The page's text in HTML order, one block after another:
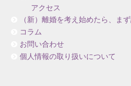
アクセス
（新）離婚を考え始めたら、ま
コラム
お問い合わせ
個人情報の取り扱いについて